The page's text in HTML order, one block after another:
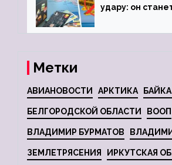
удару: он
Метки
АВИАНОВОСТИ АРКТИКА
БЕЛГОРОДСКОЙ ОБЛАСТИ ВООП
ВЛАДИМИР БУРМАТОВ
ЗЕМЛЕТРЯСЕНИЯ ИРКУТСКАЯ